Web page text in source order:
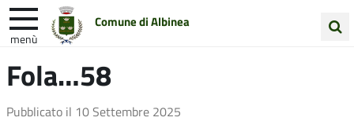
Comune di Albinea
menù
nel
Entra in Comune
Unione Colline Matildiche
Fola…58
Pubblicato il 10 Settembre 2025